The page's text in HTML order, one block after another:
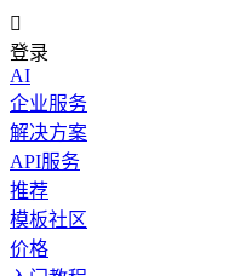

登录
AI
企业服务
解决方案
API服务
推荐
模板社区
价格